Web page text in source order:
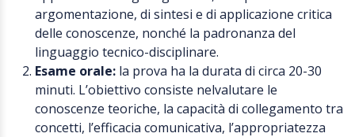
argomentazione, di sintesi e di applicazione critica
delle conoscenze, nonché la padronanza del
linguaggio tecnico-disciplinare.
Esame orale: la prova ha la durata di circa 20-30
minuti. L’obiettivo consiste nelvalutare le
conoscenze teoriche, la capacità di collegamento tra
concetti, l’efficacia comunicativa, l’appropriatezza